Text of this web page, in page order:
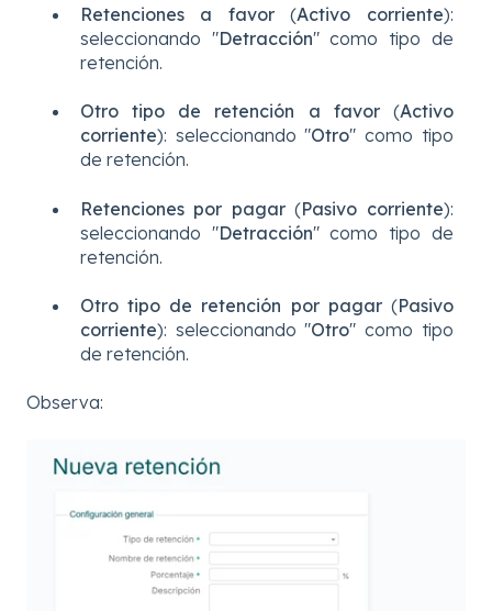
Retenciones a favor(Activo corriente):
seleccionando "Detracción" como tipo de
retención.
Otro tipo de retención a favor (Activo
corriente): seleccionando "Otro" como tipo
de retención.
Retenciones por pagar(Pasivo corriente):
seleccionando "Detracción" como tipo de
retención.
Otro tipo de retención por pagar (Pasivo
corriente): seleccionando "Otro" como tipo
de retención.
Observa: